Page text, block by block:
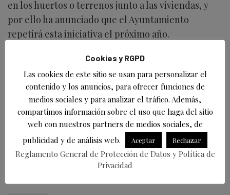
en los huertos o terrenos junto a las viviendas, y
por ello ha anunciado que el Ayuntamiento
repetirá esta iniciativa el próximo año.
A su vez, la alcaldesa de Polanco, Rosa Díaz
Fernández, que ha participado junto a Isabel
Herrera y Fernando Sañudo en la última entrega
de pimiento y berenjena a los vecinos, ha
destacado el apoyo a esta campaña del productor
local Tino Trueba, de Pedroa Natural, que asesora
y suministra la planta desde su huerta de
Cookies y RGPD
Las cookies de este sitio se usan para personalizar el
contenido y los anuncios, para ofrecer funciones de
medios sociales y para analizar el tráfico. Además,
compartimos información sobre el uso que haga del sitio
web con nuestros partners de medios sociales, de
publicidad y de análisis web.
Aceptar Rechazar
Reglamento General de Protección de Datos y Política de
Privacidad